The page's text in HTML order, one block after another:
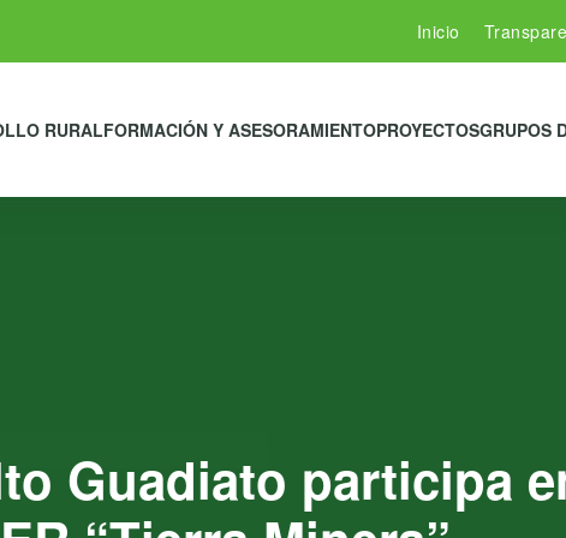
Inicio
RURALFORMACIÓN Y ASESORAMIENTOPROYECTOSGRUPOS
Guadiato participa